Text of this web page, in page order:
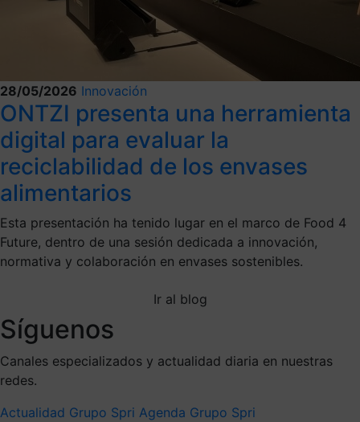
28/05/2026 Innovación
ONTZI presenta una herramienta
digital para evaluar la
reciclabilidad de los envases
alimentarios
Esta presentación ha tenido lugar en el marco de Food 4
Future, dentro de una sesión dedicada a innovación,
normativa y colaboración en envases sostenibles.
Ir al blog
Síguenos
Canales especializados y actualidad diaria en nuestras
redes.
Actualidad Grupo Spri Agenda Grupo Spri